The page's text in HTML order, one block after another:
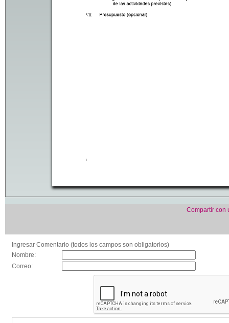
Compartir con
Ingresar Comentario (todos los campos son obligatorios)
Nombre:
Correo: